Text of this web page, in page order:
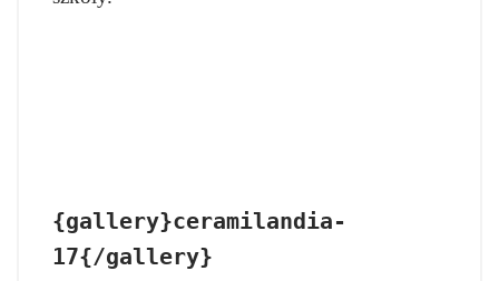
{gallery}ceramilandia-
17{/gallery}